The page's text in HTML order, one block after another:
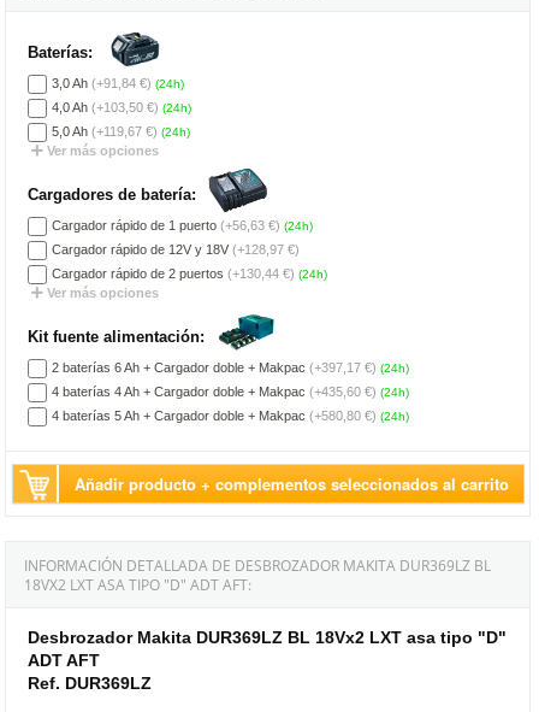
Baterías:
3,0 Ah (+91,84 €) (24h)
4,0 Ah (+103,50 €) (24h)
5,0 Ah (+119,67 €) (24h)
Ver más opciones
Cargadores de batería:
Cargador rápido de 1 puerto (+56,63 €) (24h)
Cargador rápido de 12V y 18V (+128,97 €)
Cargador rápido de 2 puertos (+130,44 €) (24h)
Ver más opciones
Kit fuente alimentación:
2 baterías 6 Ah + Cargador doble + Makpac (+397,17 €) (24h)
4 baterías 4 Ah + Cargador doble + Makpac (+435,60 €) (24h)
4 baterías 5 Ah + Cargador doble + Makpac (+580,80 €) (24h)
Añadir producto + complementos seleccionados al carrito
INFORMACIÓN DETALLADA DE DESBROZADOR MAKITA DUR369LZ BL
18VX2 LXT ASA TIPO "D" ADT AFT:
Desbrozador Makita DUR369LZ BL 18Vx2 LXT asa tipo "D"
ADT AFT
Ref. DUR369LZ